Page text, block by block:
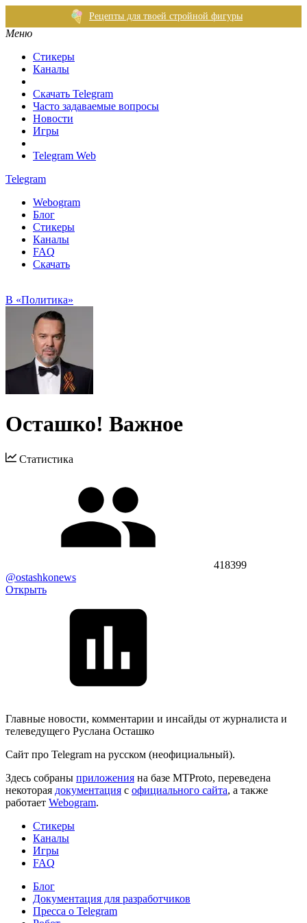
Рецепты для твоей стройной фигуры
Меню
Стикеры
Каналы
Скачать Telegram
Часто задаваемые вопросы
Новости
Игры
Telegram Web
Telegram
Webogram
Блог
Стикеры
Каналы
FAQ
Скачать
В «Политика»
Осташко! Важное
Статистика
418399
@ostashkonews
Открыть
Главные новости, комментарии и инсайды от журналиста и
телеведущего Руслана Осташко
Сайт про Telegram на русском (неофициальный).
Здесь собраны приложения на базе MTProto, переведена
некоторая документация с официального сайта, а также
работает Webogram.
Стикеры
Каналы
Игры
FAQ
Блог
Документация для разработчиков
Пресса о Telegram